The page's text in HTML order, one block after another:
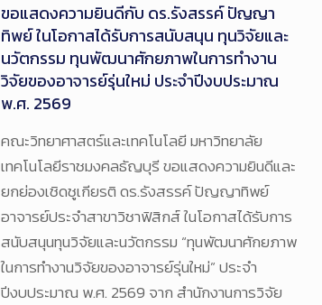
ขอแสดงความยินดีกับ ดร.รังสรรค์ ปัญญา
ทิพย์ ในโอกาสได้รับการสนับสนุน ทุนวิจัยและ
นวัตกรรม ทุนพัฒนาศักยภาพในการทำงาน
วิจัยของอาจารย์รุ่นใหม่ ประจำปีงบประมาณ
พ.ศ. 2569
คณะวิทยาศาสตร์และเทคโนโลยี มหาวิทยาลัย
เทคโนโลยีราชมงคลธัญบุรี ขอแสดงความยินดีและ
ยกย่องเชิดชูเกียรติ ดร.รังสรรค์ ปัญญาทิพย์
อาจารย์ประจำสาขาวิชาฟิสิกส์ ในโอกาสได้รับการ
สนับสนุนทุนวิจัยและนวัตกรรม “ทุนพัฒนาศักยภาพ
ในการทำงานวิจัยของอาจารย์รุ่นใหม่” ประจำ
ปีงบประมาณ พ.ศ. 2569 จาก สำนักงานการวิจัย